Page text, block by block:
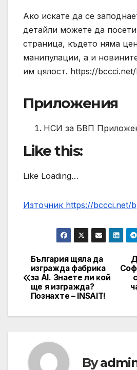
Ако искате да се
детайли можете да
страница, където няма
манипулации, а и
им цялост. https://
Приложения
НСИ за БВП
Like this:
Like Loading…
Източник https://bccci.net/
Post
navigation
България щяла да
изгражда фабрика
за AI. Знаете ли кой
ще я изгражда?
Познахте – INSAIT!
By